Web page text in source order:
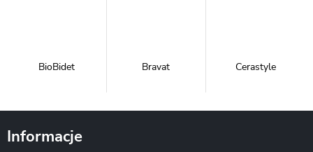
BioBidet Bravat Cerastyle
Informacje